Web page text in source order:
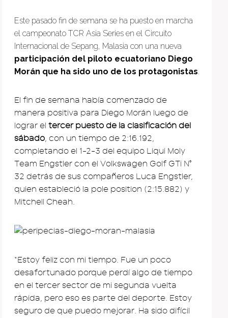
Este pasado fin de semana se ha puesto en marcha
el campeonato TCR Asia Series en el Circuito
Internacional de Sepang, Malasia con una nueva
participación del piloto ecuatoriano Diego
Morán que ha sido uno de los protagonistas.
El fin de semana había comenzado de
manera positiva para Diego Morán luego de
lograr el tercer puesto de la clasificación del
sábado, con un tiempo de 2:16.192,
completando el 1-2-3 del equipo Liqui Moly
Team Engstler con el Volkswagen Golf GTi Nº
32 detrás de sus compañeros Luca Engstler,
quien estableció la pole position (2:15.882) y
Mitchell Cheah.
“Estoy feliz con mi tiempo. Fue un poco
desafortunado porque perdí algo de tiempo
en el tercer sector de mi segunda vuelta
rápida, pero eso es parte del deporte. Estoy
seguro de que puedo mejorar. Ha sido difícil